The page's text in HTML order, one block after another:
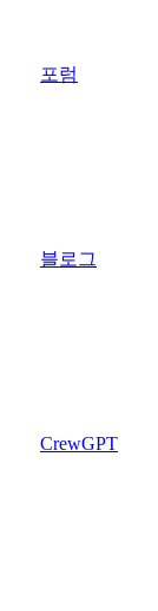
포럼
블로그
CrewGPT